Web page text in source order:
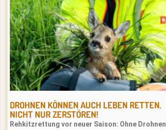
DROHNEN KÖNNEN AUCH LEBEN RETTEN.
NICHT NUR ZERSTÖREN!
Rehkitzrettung vor neuer Saison: Ohne Drohnen